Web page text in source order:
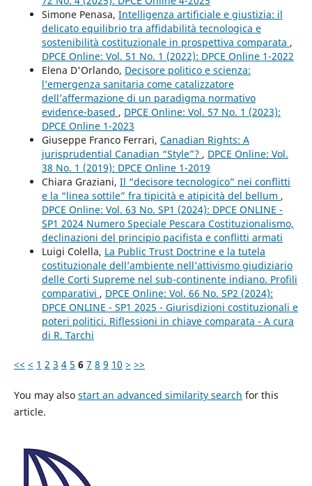
Simone Penasa, Intelligenza artificiale e giustizia: il
delicato equilibrio tra affidabilità tecnologica e
sostenibilità costituzionale in prospettiva comparata ,
DPCE Online: Vol. 51 No. 1 (2022): DPCE Online 1-2022
Elena D'Orlando, Decisore politico e scienza:
l’emergenza sanitaria come catalizzatore
dell’affermazione di un paradigma normativo
evidence-based , DPCE Online: Vol. 57 No. 1 (2023):
DPCE Online 1-2023
Giuseppe Franco Ferrari, Canadian Rights: A
jurisprudential Canadian “Style”? , DPCE Online: Vol.
38 No. 1 (2019): DPCE Online 1-2019
Chiara Graziani, Il “decisore tecnologico” nei conflitti
e la “linea sottile” fra tipicità e atipicità del bellum ,
DPCE Online: Vol. 63 No. SP1 (2024): DPCE ONLINE -
SP1 2024 Numero Speciale Pescara Costituzionalismo,
declinazioni del principio pacifista e conflitti armati
Luigi Colella, La Public Trust Doctrine e la tutela
costituzionale dell’ambiente nell’attivismo giudiziario
delle Corti Supreme nel sub-continente indiano. Profili
comparativi , DPCE Online: Vol. 66 No. SP2 (2024):
DPCE ONLINE - SP1 2025 - Giurisdizioni costituzionali e
poteri politici. Riflessioni in chiave comparata - A cura
di R. Tarchi
<< < 1 2 3 4 5 6 7 8 9 10 > >>
You may also start an advanced similarity search for this
article.